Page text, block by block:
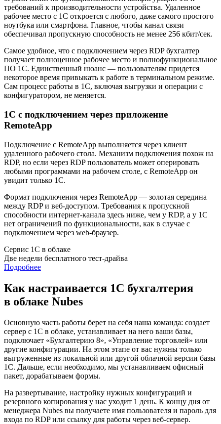
требований к производительности устройства. Удаленное
рабочее место с 1С откроется с любого, даже самого простого
ноутбука или смартфона. Главное, чтобы канал связи
обеспечивал пропускную способность не менее 256 кбит/сек.
Самое удобное, что с подключением через RDP бухгалтер
получает полноценное рабочее место и полнофункциональное
ПО 1С. Единственный нюанс — пользователям придется
некоторое время привыкать к работе в терминальном режиме.
Сам процесс работы в 1С, включая выгрузки и операции с
конфигуратором, не меняется.
1С с подключением через приложение
RemoteApp
Подключение с RemoteApp выполняется через клиент
удаленного рабочего стола. Механизм подключения похож на
RDP, но если через RDP пользователь может оперировать
любыми программами на рабочем столе, с RemoteApp он
увидит только 1С.
Формат подключения через RemoteApp — золотая середина
между RDP и веб-доступом. Требования к пропускной
способности интернет-канала здесь ниже, чем у RDP, а у 1С
нет ограничений по функциональности, как в случае с
подключением через web-браузер.
Сервис 1С в облаке
Две недели бесплатного тест-драйва
Подробнее
Как настраивается 1С бухгалтерия
в облаке Nubes
Основную часть работы берет на себя наша команда: создает
сервер с 1С в облаке, устанавливает на него ваши базы,
подключает «Бухгалтерию 8», «Управление торговлей» или
другие конфигурации. На этом этапе от вас нужны только
выгруженные из локальной или другой облачной версии базы
1С. Дальше, если необходимо, мы устанавливаем офисный
пакет, дорабатываем формы.
На развертывание, настройку нужных конфигураций и
резервного копирования у нас уходит 1 день. К концу дня от
менеджера Nubes вы получаете имя пользователя и пароль для
входа по RDP или ссылку для работы через веб-сервер.